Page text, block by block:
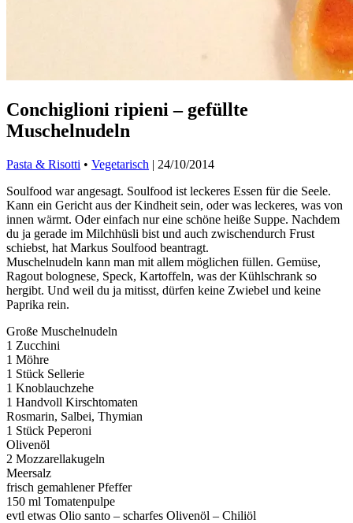
Conchiglioni ripieni – gefüllte
Muschelnudeln
Pasta & Risotti • Vegetarisch | 24/10/2014
Soulfood war angesagt. Soulfood ist leckeres Essen für die Seele.
Kann ein Gericht aus der Kindheit sein, oder was leckeres, was von
innen wärmt. Oder einfach nur eine schöne heiße Suppe. Nachdem
du ja gerade im Milchhüsli bist und auch zwischendurch Frust
schiebst, hat Markus Soulfood beantragt.
Muschelnudeln kann man mit allem möglichen füllen. Gemüse,
Ragout bolognese, Speck, Kartoffeln, was der Kühlschrank so
hergibt. Und weil du ja mitisst, dürfen keine Zwiebel und keine
Paprika rein.
Große Muschelnudeln
1 Zucchini
1 Möhre
1 Stück Sellerie
1 Knoblauchzehe
1 Handvoll Kirschtomaten
Rosmarin, Salbei, Thymian
1 Stück Peperoni
Olivenöl
2 Mozzarellakugeln
Meersalz
frisch gemahlener Pfeffer
150 ml Tomatenpulpe
evtl etwas Olio santo – scharfes Olivenöl – Chiliöl